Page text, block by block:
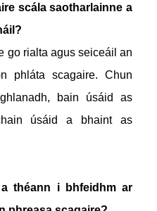
scála saotharlainne a
go rialta agus seiceáil an
phláta scagaire. Chun
bain úsáid as
úsáid a bhaint as
théann i bhfeidhm ar